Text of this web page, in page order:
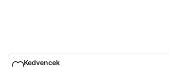
Kedvencek